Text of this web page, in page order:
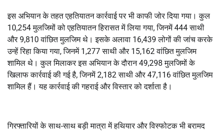
इस अभियान के तहत एहतियातन कार्रवाई पर भी काफी जोर दिया गया। कुल
10,254 मुलजिमों को एहतियातन हिरासत में लिया गया, जिनमें 444 साथी
और 9,810 वांछित मुलजिम थे। इसके अलावा 16,439 लोगों की जांच करके
उन्हें रिहा किया गया, जिनमें 1,277 साथी और 15,162 वांछित मुलजिम
शामिल थे। कुल मिलाकर इस अभियान के दौरान 49,298 मुलजिमों के
खिलाफ कार्रवाई की गई है, जिनमें 2,182 साथी और 47,116 वांछित मुलजिम
शामिल हैं। यह कार्रवाई की गहराई और विस्तार को दर्शाता है।
गिरफ्तारियों के साथ-साथ बड़ी मात्रा में हथियार और विस्फोटक भी बरामद